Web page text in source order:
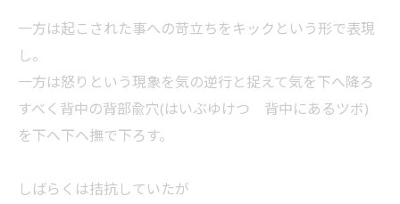
一方は起こされた事への苛立ちをキックという形で表現
し。
一方は怒りという現象を気の逆行と捉えて気を下へ降ろ
すべく背中の背部兪穴(はいぶゆけつ 背中にあるツボ)
を下へ下へ撫で下ろす。
しばらくは拮抗していたが